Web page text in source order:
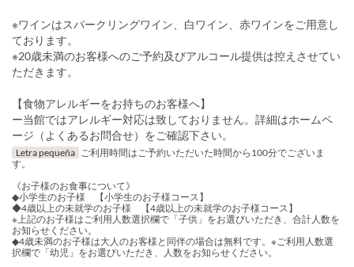
※ワインはスパークリングワイン、白ワイン、赤ワインをご用意し
ております。
※20歳未満のお客様へのご予約及びアルコール提供は控えさせてい
ただきます。
【食物アレルギーをお持ちのお客様へ】
ー当館ではアレルギー対応は致しておりません。詳細はホームペ
ージ（よくあるお問合せ）をご確認下さい。
Letra pequeña
ご利用時間はご予約いただいた時間から100分でございま
す。
《お子様のお食事について》
◆小学生のお子様 【小学生のお子様コース】
◆4歳以上の未就学のお子様 【4歳以上の未就学のお子様コース】
※上記のお子様はご利用人数選択欄で「子供」をお選びいただき、合計人数を
お知らせください。
◆4歳未満のお子様は大人のお客様と同伴の場合は無料です。※ご利用人数選
択欄で「幼児」をお選びいただき、人数をお知らせください。